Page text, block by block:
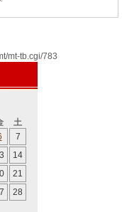
mt-tb.cgi/783
土
7
14
21
28